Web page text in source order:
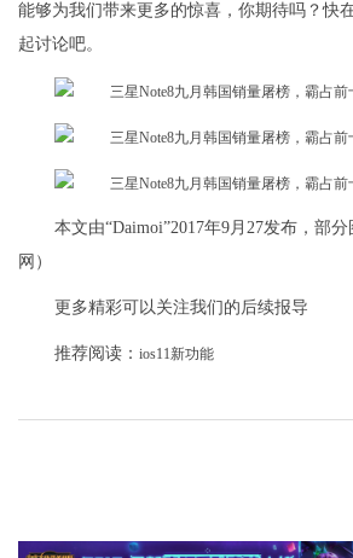
能够为我们带来更多的惊喜，你期待吗？快
起讨论吧。
本文由“Daimoi”2017年9月27发布，部
网）
更多精彩可以关注我们的后续报导
推荐阅读： ios11新功能